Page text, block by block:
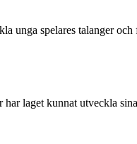
spelares talanger och
laget kunnat utveckla